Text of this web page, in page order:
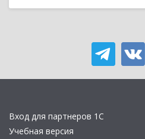
Вход для партнеров 1С
Учебная версия